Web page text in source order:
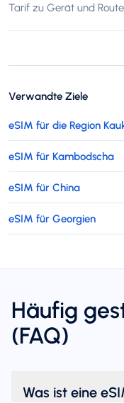
Tarif zu Gerät und
Verwandte Ziele
eSIM für die Region
eSIM für Kambodscha
eSIM für China
eSIM für Georgien
Häufig
(FAQ)
Was ist eine